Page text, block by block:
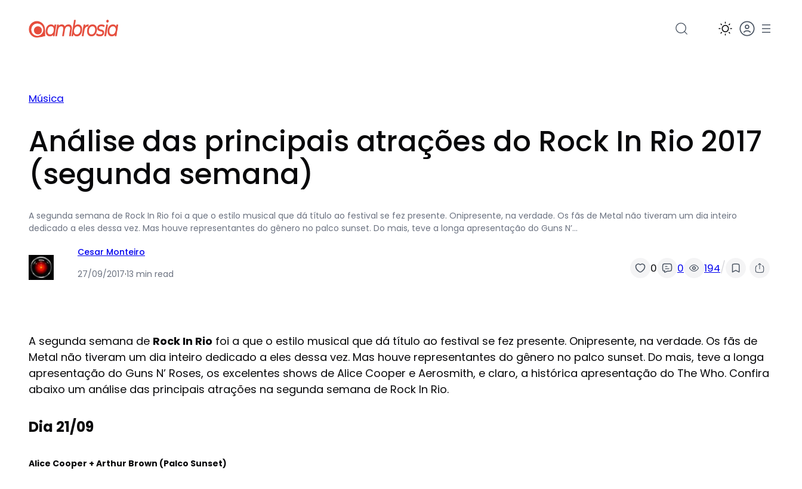
Música
Análise das principais atrações do Rock In Rio 2017
(segunda semana)
A segunda semana de Rock In Rio foi a que o estilo musical que dá título ao festival se fez presente. Onipresente, na verdade. Os fãs de Metal não tiveram um dia inteiro
dedicado a eles dessa vez. Mas houve representantes do gênero no palco sunset. Do mais, teve a longa apresentação do Guns N’…
Cesar Monteiro
27/09/2017·13 min read 0 0 194/
A segunda semana de Rock In Rio foi a que o estilo musical que dá título ao festival se fez presente. Onipresente, na verdade. Os fãs de
Metal não tiveram um dia inteiro dedicado a eles dessa vez. Mas houve representantes do gênero no palco sunset. Do mais, teve a longa
apresentação do Guns N’ Roses, os excelentes shows de Alice Cooper e Aerosmith, e claro, a histórica apresentação do The Who. Confira
abaixo um análise das principais atrações na segunda semana de Rock In Rio.
Dia 21/09
Alice Cooper + Arthur Brown (Palco Sunset)